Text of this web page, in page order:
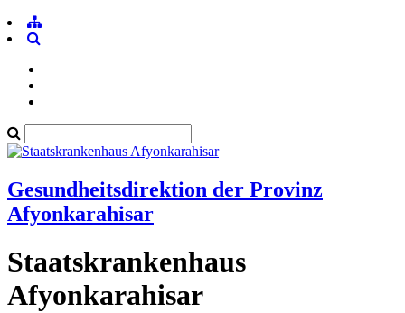
Gesundheitsdirektion der Provinz
Afyonkarahisar
Staatskrankenhaus
Afyonkarahisar